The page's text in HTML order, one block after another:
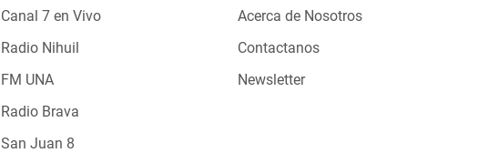
Canal 7 en Vivo
Radio Nihuil
FM UNA
Radio Brava
San Juan 8
Acerca de Nosotros
Contactanos
Newsletter